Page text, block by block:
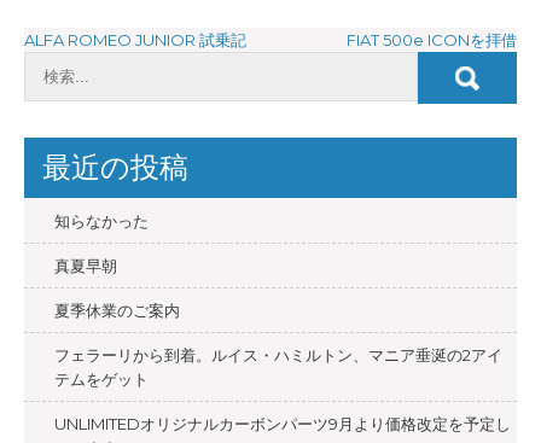
投
稿
ビ
ゲ
ー
シ
ョ
ン
ALFA ROMEO JUNIOR 試乗記 FIAT 500e ICONを拝借
最近の投稿
知らなかった
真夏早朝
夏季休業のご案内
フェラーリから到着。ルイス・ハミルトン、マニア垂涎の2アイ
テムをゲット
UNLIMITEDオリジナルカーボンパーツ9月より価格改定を予定し